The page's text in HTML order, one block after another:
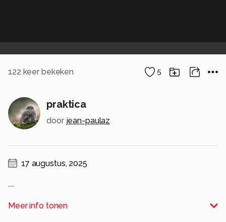
122 keer bekeken 5
praktica
door jean-paulaz
17 augustus, 2025
...
Alle rechten voorbehouden
Meer info tonen